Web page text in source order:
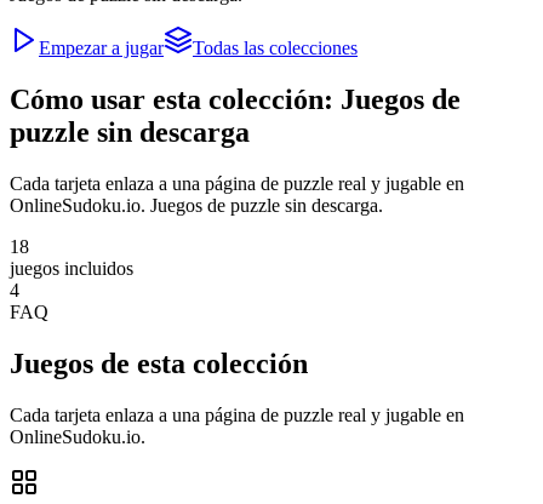
Empezar a jugar Todas las colecciones
Cómo usar esta colección: Juegos de
puzzle sin descarga
Cada tarjeta enlaza a una página de puzzle real y jugable en
OnlineSudoku.io. Juegos de puzzle sin descarga.
18
juegos incluidos
4
FAQ
Juegos de esta colección
Cada tarjeta enlaza a una página de puzzle real y jugable en
OnlineSudoku.io.